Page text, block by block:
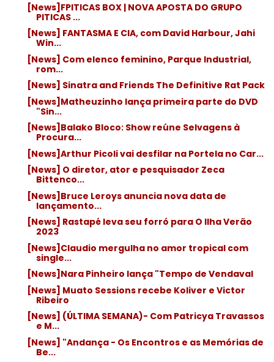
[News]FPITICAS BOX | NOVA APOSTA DO GRUPO
PITICAS ...
[News] FANTASMA E CIA, com David Harbour, Jahi
Win...
[News] Com elenco feminino, Parque Industrial,
rom...
[News] Sinatra and Friends The Definitive Rat Pack
[News]Matheuzinho lança primeira parte do DVD
"Sin...
[News]Balako Bloco: Show reúne Selvagens à
Procura...
[News]Arthur Picoli vai desfilar na Portela no Car...
[News] O diretor, ator e pesquisador Zeca
Bittenco...
[News]Bruce Leroys anuncia nova data de
lançamento...
[News] Rastapé leva seu forró para O Ilha Verão
2023
[News]Claudio mergulha no amor tropical com
single...
[News]Nara Pinheiro lança "Tempo de Vendaval
[News] Muato Sessions recebe Koliver e Victor
Ribeiro
[News] (ÚLTIMA SEMANA)- Com Patricya Travassos
e M...
[News] "Andança - Os Encontros e as Memórias de
Be...